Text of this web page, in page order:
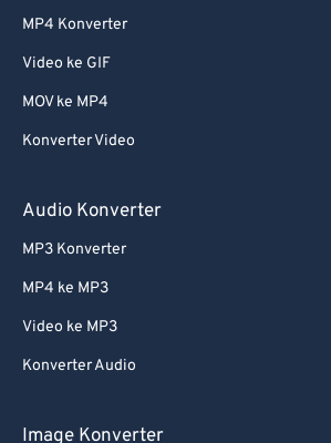
MP4 Konverter
Video ke GIF
MOV ke MP4
Konverter Video
Audio Konverter
MP3 Konverter
MP4 ke MP3
Video ke MP3
Konverter Audio
Image Konverter